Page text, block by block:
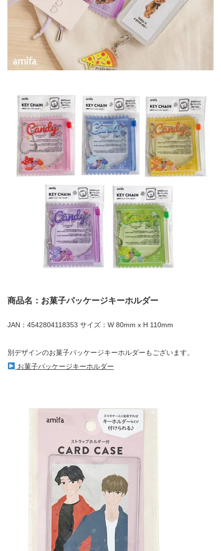
商品名：お菓子パッケージキーホルダー
JAN：4542804118353 サイズ：W 80mm x H 110mm
別デザインのお菓子パッケージキーホルダーもございます。
お菓子パッケージキーホルダー